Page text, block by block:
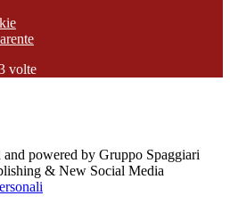
volte
powered by Gruppo Spaggiari
& New Social Media